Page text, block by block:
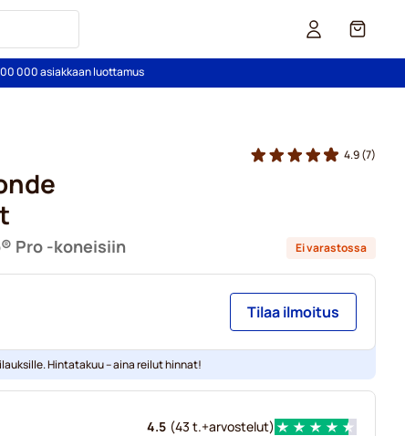
Kori
000 asiakkaan luottamus
Pro -koneisiin
4.9(7)
Ei varastossa
Tilaa ilmoitus
Hintatakuu – aina reilut hinnat!
4.5 (43 t.+arvostelut)